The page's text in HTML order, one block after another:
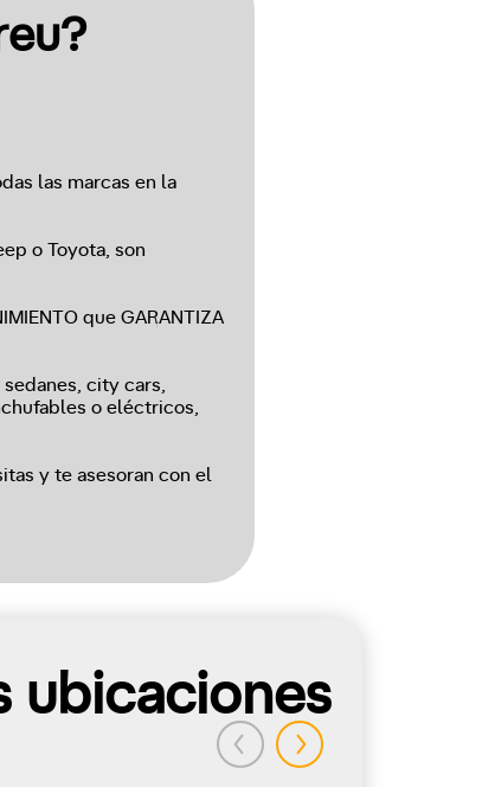
las marcas en la
o Toyota, son
que GARANTIZA
city cars,
o eléctricos,
y te asesoran con el
ubicaciones